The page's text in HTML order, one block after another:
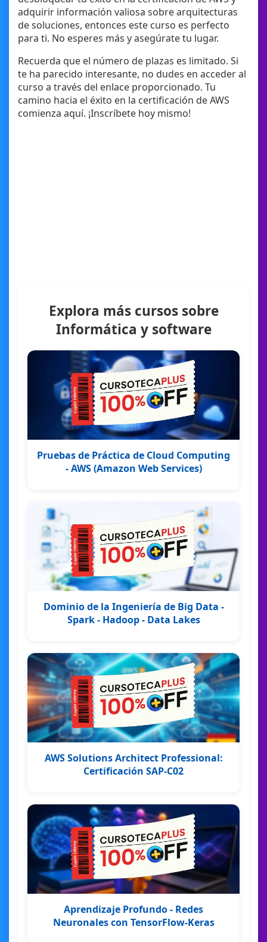
adquirir información valiosa sobre arquitecturas
de soluciones, entonces este curso es perfecto
para ti. No esperes más y asegúrate tu lugar.
Recuerda que el número de plazas es limitado. Si
te ha parecido interesante, no dudes en acceder al
curso a través del enlace proporcionado. Tu
camino hacia el éxito en la certificación de AWS
comienza aquí. ¡Inscríbete hoy mismo!
Explora más cursos sobre
Informática y software
Pruebas de Práctica de Cloud Computing
- AWS (Amazon Web Services)
Dominio de la Ingeniería de Big Data -
Spark - Hadoop - Data Lakes
AWS Solutions Architect Professional:
Certificación SAP-C02
Aprendizaje Profundo - Redes
Neuronales con TensorFlow-Keras